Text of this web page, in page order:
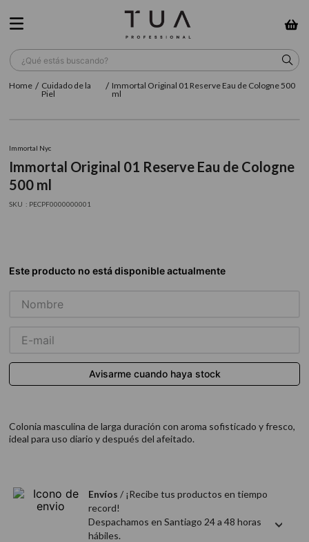
¿Qué estás buscando?
Cuidado de la
Piel
Immortal Original 01 Reserve Eau de Cologne 500
ml
Immortal Nyc
Immortal Original 01 Reserve Eau de Cologne
500 ml
: PECPF0000000001
Colonia masculina de larga duración con aroma sofisticado y fresco,
ideal para uso diario y después del afeitado.
Envíos / ¡Recibe tus productos en tiempo
record!
Despachamos en Santiago 24 a 48 horas
hábiles.
TÉRMINOS MÁS BUSCADOS
2.
3. farmavita
7. secador
10.